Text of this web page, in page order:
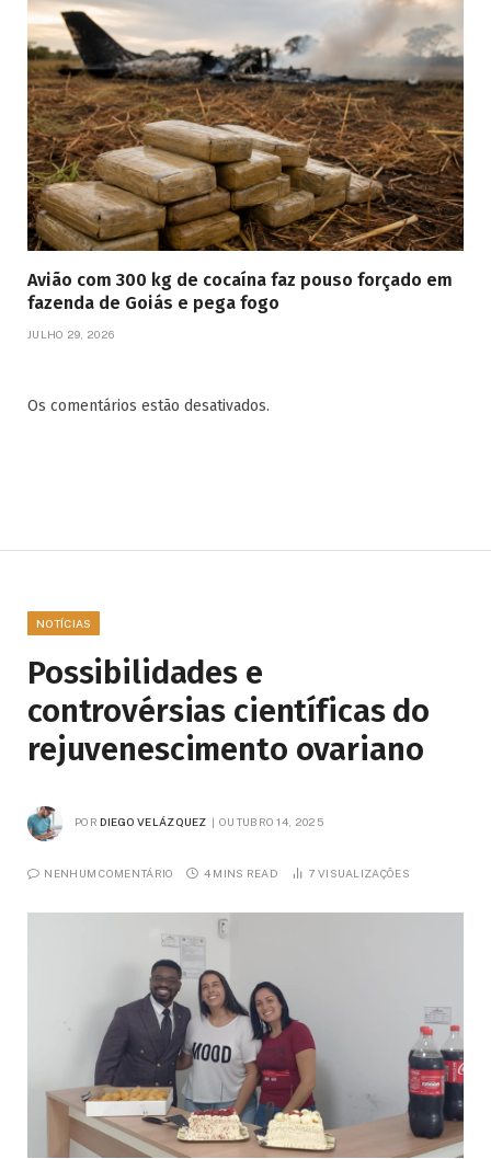
Avião com 300 kg de cocaína faz pouso forçado em
fazenda de Goiás e pega fogo
JULHO 29, 2026
Os comentários estão desativados.
NOTÍCIAS
Possibilidades e
controvérsias científicas do
rejuvenescimento ovariano
POR DIEGO VELÁZQUEZ OUTUBRO 14, 2025
NENHUM COMENTÁRIO 4 MINS READ 7 VISUALIZAÇÕES